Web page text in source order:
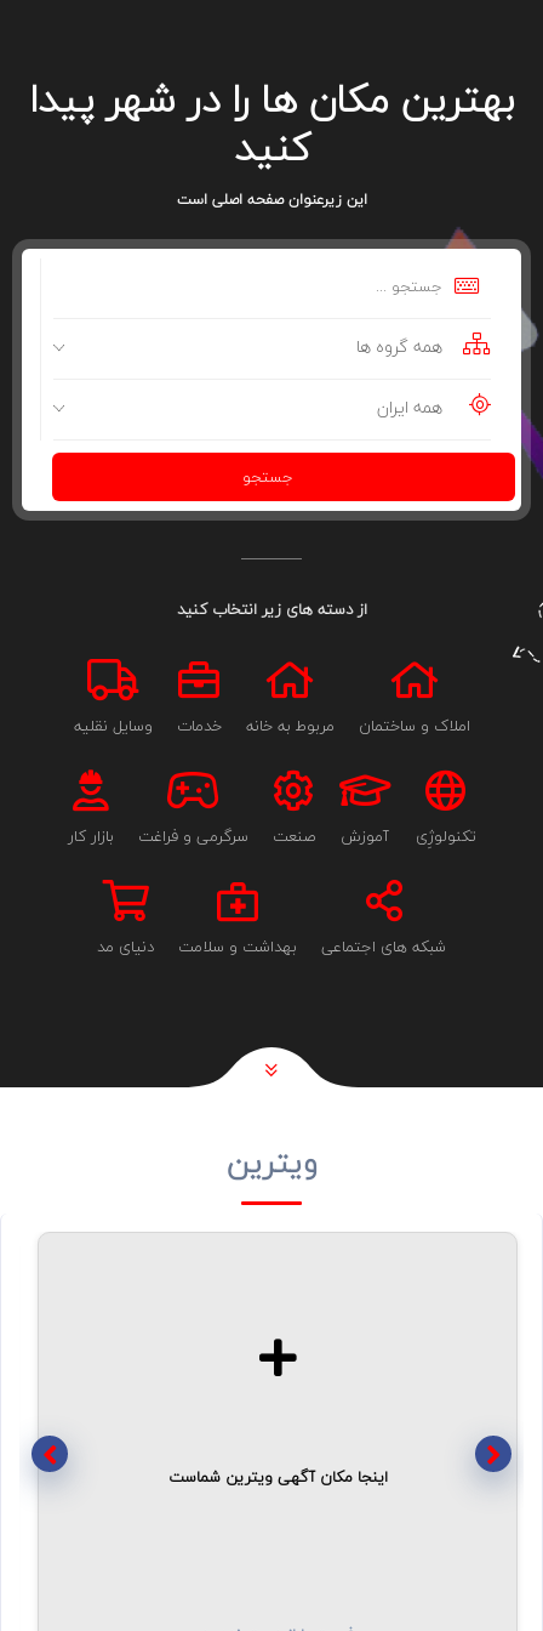
بهترین مکان ها را در شهر پیدا
کنید
این زیرعنوان صفحه اصلی است
همه گروه ها
همه ایران
جستجو
از دسته های زیر انتخاب کنید
املاک و ساختمان مربوط به خانه خدمات وسایل نقلیه
تکنولوژِی آموزش صنعت سرگرمی و فراغت بازار کار
شبکه های اجتماعی بهداشت و سلامت دنیای مد
ویترین
اینجا مکان آگهی ویترین شماست